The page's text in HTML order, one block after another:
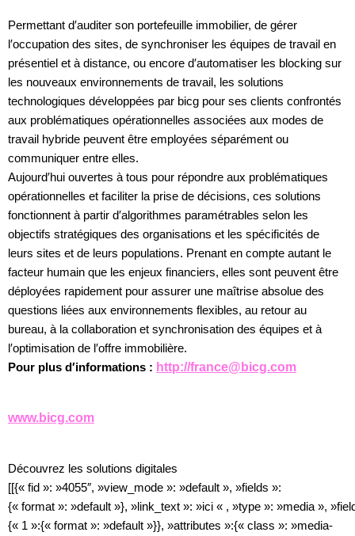
Permettant d′auditer son portefeuille immobilier, de gérer
l′occupation des sites, de synchroniser les équipes de travail en
présentiel et à distance, ou encore d′automatiser les blocking sur
les nouveaux environnements de travail, les solutions
technologiques développées par bicg pour ses clients confrontés
aux problématiques opérationnelles associées aux modes de
travail hybride peuvent être employées séparément ou
communiquer entre elles.
Aujourd′hui ouvertes à tous pour répondre aux problématiques
opérationnelles et faciliter la prise de décisions, ces solutions
fonctionnent à partir d′algorithmes paramétrables selon les
objectifs stratégiques des organisations et les spécificités de
leurs sites et de leurs populations. Prenant en compte autant le
facteur humain que les enjeux financiers, elles sont peuvent être
déployées rapidement pour assurer une maîtrise absolue des
questions liées aux environnements flexibles, au retour au
bureau, à la collaboration et synchronisation des équipes et à
l′optimisation de l′offre immobilière.
Pour plus d′informations : http://france@bicg.com
www.bicg.com
Découvrez les solutions digitales
[[{« fid »: »4055″, »view_mode »: »default », »fields »:
{« format »: »default »}, »link_text »: »ici « , »type »: »media »,
{« 1 »:{« format »: »default »}}, »attributes »:{« class »: »media-